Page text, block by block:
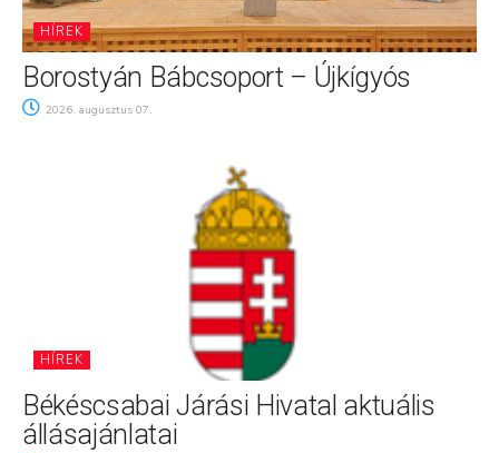
HÍREK
Borostyán Bábcsoport – Újkígyós
2026. augusztus 07.
HÍREK
Békéscsabai Járási Hivatal aktuális
állásajánlatai